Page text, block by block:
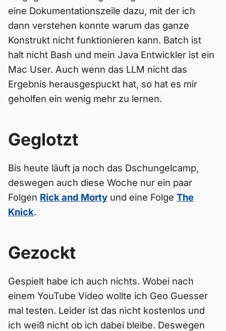
eine Dokumentationszeile dazu, mit der ich
dann verstehen konnte warum das ganze
Konstrukt nicht funktionieren kann. Batch ist
halt nicht Bash und mein Java Entwickler ist ein
Mac User. Auch wenn das LLM nicht das
Ergebnis herausgespuckt hat, so hat es mir
geholfen ein wenig mehr zu lernen.
Geglotzt
Bis heute läuft ja noch das Dschungelcamp,
deswegen auch diese Woche nur ein paar
Folgen Rick and Morty und eine Folge The
Knick.
Gezockt
Gespielt habe ich auch nichts. Wobei nach
einem YouTube Video wollte ich Geo Guesser
mal testen. Leider ist das nicht kostenlos und
ich weiß nicht ob ich dabei bleibe. Deswegen